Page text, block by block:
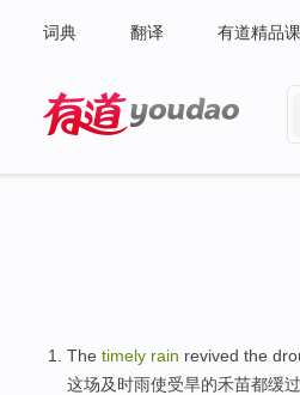
词典 翻译 有道精品课
The timely rain revived the
这场及时雨使受旱的禾苗都缓